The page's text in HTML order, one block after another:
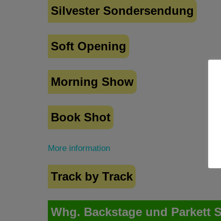
Silvester Sondersendung
Soft Opening
Morning Show
Book Shot
More information
Track by Track
Whg. Backstage und Parkett